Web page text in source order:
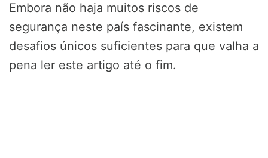
Embora não haja muitos riscos de
segurança neste país fascinante, existem
desafios únicos suficientes para que valha a
pena ler este artigo até o fim.